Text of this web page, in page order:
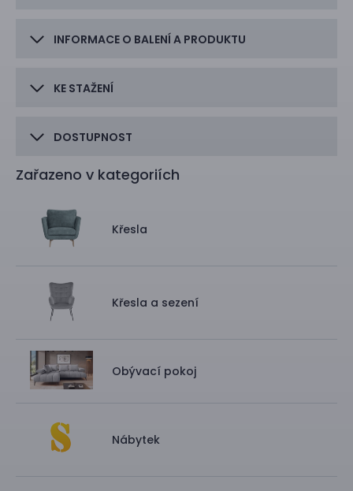
INFORMACE O BALENÍ A PRODUKTU
KE STAŽENÍ
DOSTUPNOST
Zařazeno v kategoriích
Křesla
Křesla a sezení
Obývací pokoj
Nábytek